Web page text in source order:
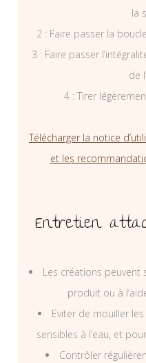
la
2 : Faire passer la
3 : Faire passer
de
4 : Tirer
Télécharger la notice
et les
Entretien
Les créations peuvent
produit ou à
Eviter de mouiller
sensibles à l’eau, et
Contrôler